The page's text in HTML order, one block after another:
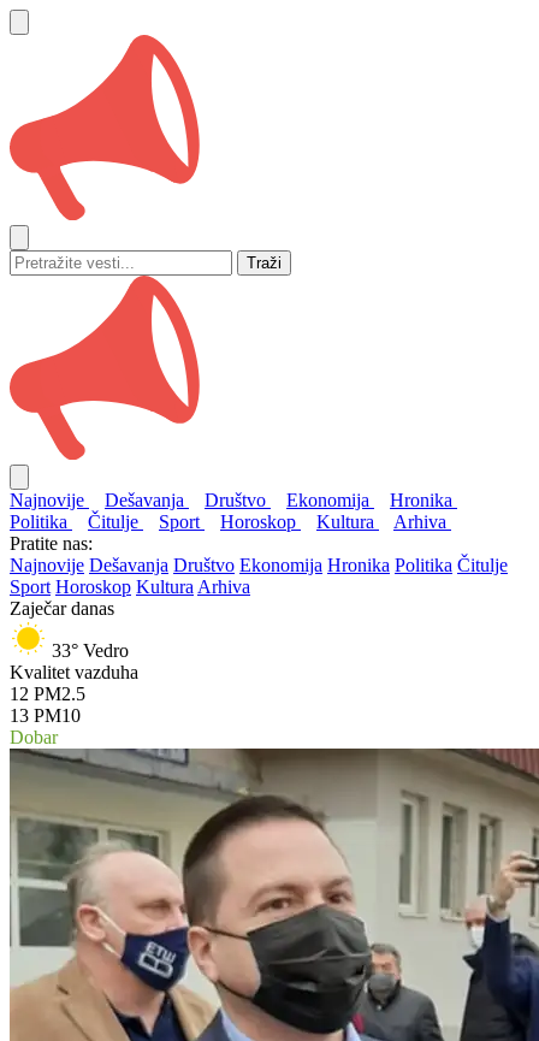
Traži
Najnovije Dešavanja Društvo Ekonomija
Hronika
Politika
Čitulje Sport Horoskop Kultura
Arhiva
Pratite nas:
Najnovije Dešavanja Društvo Ekonomija Hronika Politika Čitulje
Sport Horoskop Kultura Arhiva
Zaječar danas
33° Vedro
Kvalitet vazduha
12 PM2.5
13 PM10
Dobar